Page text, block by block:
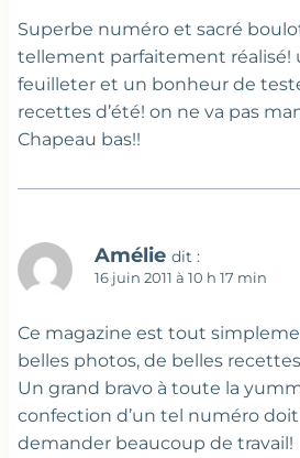
Superbe numéro et sacré
tellement parfaitement réalisé!
feuilleter et un bonheur de
recettes d’été! on ne va pas
Chapeau bas!!
Amélie dit :
16 juin 2011 à 10 h 17 min
Ce magazine est tout
belles photos, de belles
Un grand bravo à toute la
confection d’un tel numéro
demander beaucoup de travail!